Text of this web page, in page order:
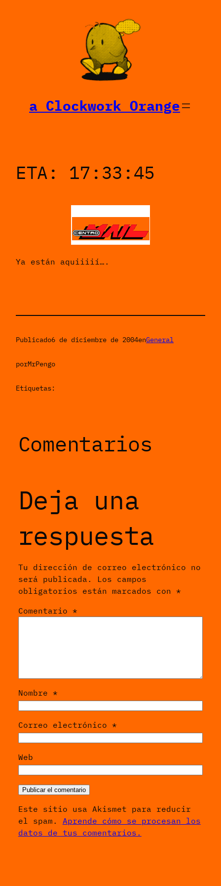
a Clockwork Orange
ETA: 17:33:45
Ya están aquiiiií….
Publicado6 de diciembre de 2004enGeneral
porMrPengo
Etiquetas:
Comentarios
Deja una
respuesta
Tu dirección de correo electrónico no
será publicada.
Los campos
obligatorios están marcados con *
Comentario *
Nombre *
Correo electrónico *
Web
Este sitio usa Akismet para reducir
el spam. Aprende cómo se procesan los
datos de tus comentarios.